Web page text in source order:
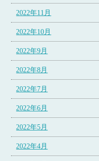
2022年11月
2022年10月
2022年9月
2022年8月
2022年7月
2022年6月
2022年5月
2022年4月